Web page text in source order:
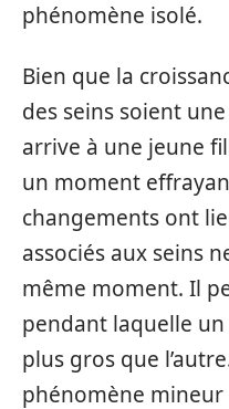
phénomène isolé.
Bien que la
des seins soient
arrive à une jeune
un moment
changements ont
associés aux seins
même moment. Il
pendant laquelle
plus gros que
phénomène